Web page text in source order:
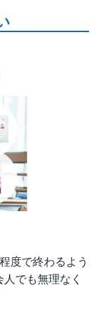
度で終わるよう
でも無理なく